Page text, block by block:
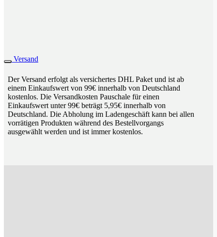
Versand
Der Versand erfolgt als versichertes DHL Paket und ist ab
einem Einkaufswert von 99€ innerhalb von Deutschland
kostenlos. Die Versandkosten Pauschale für einen
Einkaufswert unter 99€ beträgt 5,95€ innerhalb von
Deutschland. Die Abholung im Ladengeschäft kann bei allen
vorrätigen Produkten während des Bestellvorgangs
ausgewählt werden und ist immer kostenlos.